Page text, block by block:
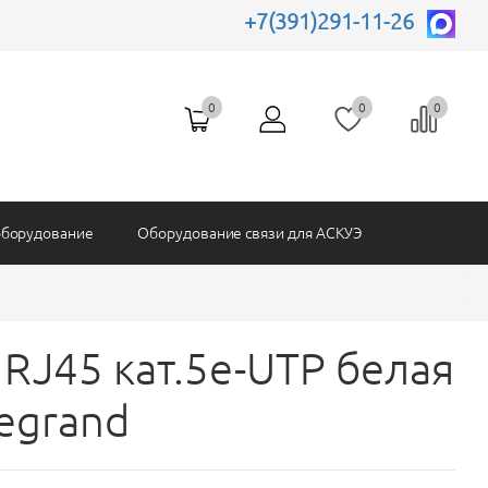
+7(391)291-11-26
0 0 0
Защита и управление
Оборудование связи для АСКУЭ
Комплектующие АСКУЭ
кат.5е-UTP белая